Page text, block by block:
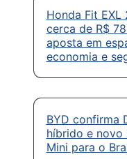
Honda Fit EXL
cerca de R$
aposta em
economia e
BYD confirma
híbrido e novo
Mini para o